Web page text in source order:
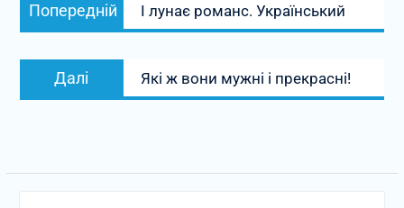
записів
Попередній
запис:
І лунає романс. Український
Далі
Наступний
запис:
Які ж вони мужні і прекрасні!